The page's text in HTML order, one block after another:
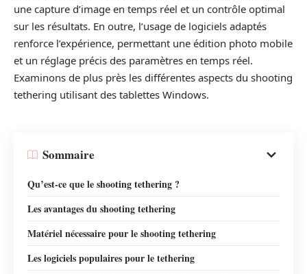
une capture d’image en temps réel et un contrôle optimal
sur les résultats. En outre, l’usage de logiciels adaptés
renforce l’expérience, permettant une édition photo mobile
et un réglage précis des paramètres en temps réel.
Examinons de plus près les différentes aspects du shooting
tethering utilisant des tablettes Windows.
Sommaire
Qu’est-ce que le shooting tethering ?
Les avantages du shooting tethering
Matériel nécessaire pour le shooting tethering
Les logiciels populaires pour le tethering